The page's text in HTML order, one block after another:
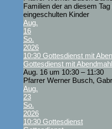
Familien der an diesem
eingeschulten Kinder
Aug.
16
So.
2026
10:30 Gottesdienst mit
Gottesdienst mit Abendmahl
Aug. 16 um 10:30 – 11:30
Pfarrer Werner Busch,
Aug.
23
So.
2026
10:30 Gottesdienst